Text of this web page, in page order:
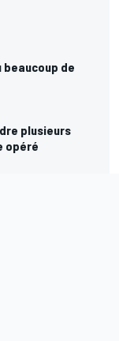
beaucoup de
plusieurs
opéré